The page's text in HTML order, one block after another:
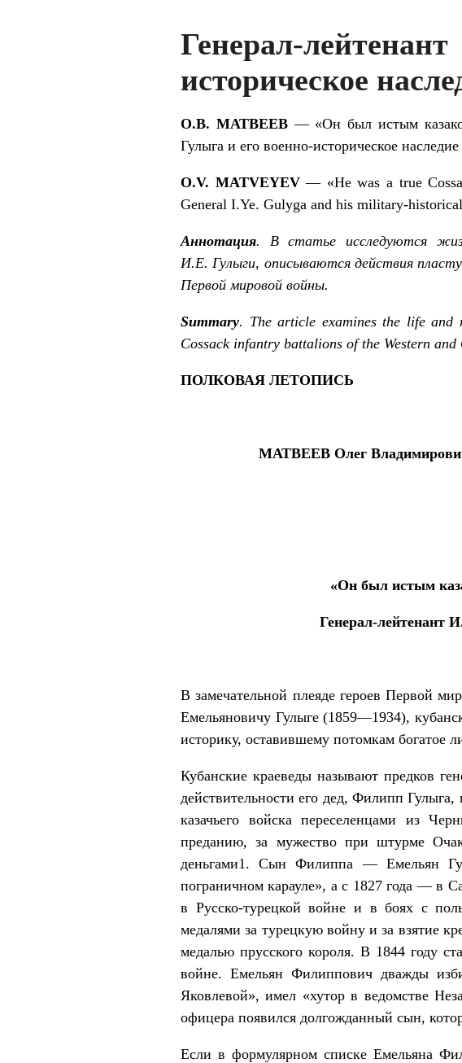
Генерал-
историческое
О.В. МАТВЕЕВ— «Он был истым
Гулыга и его военно-историческое наследие
O.V. MATVEYEV— «He was a true
General I.Ye. Gulyga and his military-
Аннотация.
В статье исследуются
И.Е. Гулыги, описываются действия
Первой мировой войны.
Summary. The article examines the life and
Cossack infantry battalions of the Western
ПОЛКОВАЯ ЛЕТОПИСЬ
МАТВЕЕВ Олег
«Он был истым
Генерал-лейтенант
В замечательной плеяде героев Первой
Емельяновичу Гулыге (1859—1934),
историку, оставившему потомкам богатое
Кубанские краеведы называют предков
действительности его дед, Филипп
казачьего войска переселенцами из
преданию, за мужество при штурме
деньгами1. Сын Филиппа — Емельян
пограничном карауле», а с 1827 года — в
в Русско-турецкой войне и в боях с
медалями за турецкую войну и за взятие
медалью прусского короля. В 1844 году
войне. Емельян Филиппович дважды
Яковлевой», имел «хутор в ведомстве
офицера появился долгожданный сын,
Если в формулярном списке Емельяна